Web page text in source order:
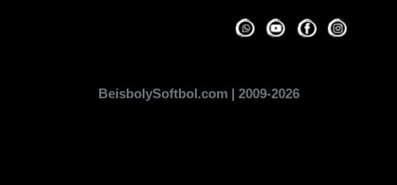
BeisbolySoftbol.com | 2009-2026